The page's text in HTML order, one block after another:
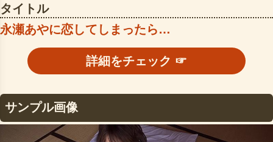
タイトル
永瀬あやに恋してしまったら…
詳細をチェック ☞
サンプル画像